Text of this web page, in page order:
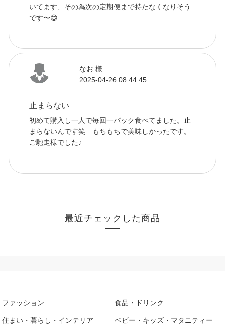
いてます、その為次の定期便まで持たなくなりそう
です〜😄
なお 様
2025-04-26 08:44:45
止まらない
初めて購入し一人で毎回一パック食べてました。止
まらないんです笑 もちもちで美味しかったです。
ご馳走様でした♪
最近チェックした商品
ファッション 食品・ドリンク
住まい・暮らし・インテリア ベビー・キッズ・マタニティー